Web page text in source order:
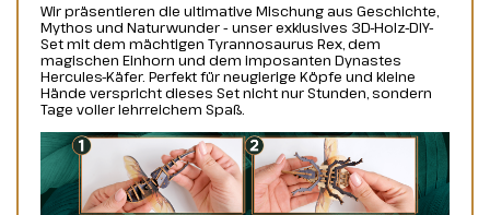
Wir präsentieren die ultimative Mischung aus Geschichte,
Mythos und Naturwunder - unser exklusives 3D-Holz-DIY-
Set mit dem mächtigen Tyrannosaurus Rex, dem
magischen Einhorn und dem imposanten Dynastes
Hercules-Käfer. Perfekt für neugierige Köpfe und kleine
Hände verspricht dieses Set nicht nur Stunden, sondern
Tage voller lehrreichem Spaß.